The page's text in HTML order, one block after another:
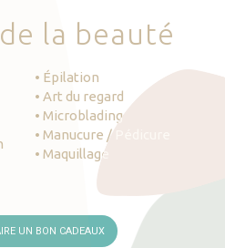
de la beauté
• Épilation
• Art du regard
• Microblading
• Manucure / Pédicure
• Maquillage
UN BON CADEAUX